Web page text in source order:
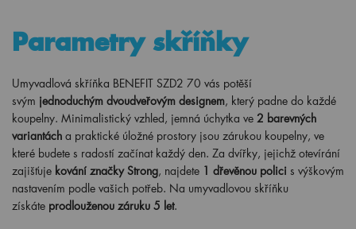
Parametry skříňky
Umyvadlová skříňka BENEFIT SZD2 70 vás potěší
svým jednoduchým dvoudveřovým designem, který padne do každé
koupelny. Minimalistický vzhled, jemná úchytka ve 2 barevných
variantách a praktické úložné prostory jsou zárukou koupelny, ve
které budete s radostí začínat každý den. Za dvířky, jejichž otevírání
zajišťuje kování značky Strong, najdete 1 dřevěnou polici s výškovým
nastavením podle vašich potřeb. Na umyvadlovou skříňku
získáte prodlouženou záruku 5 let.